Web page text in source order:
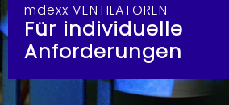
mdexx VENTILATOREN
Für individuelle
Anforderungen